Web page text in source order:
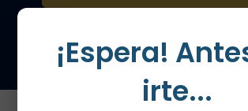
¡Espera!
irte...